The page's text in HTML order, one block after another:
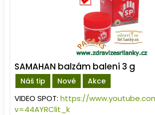
Náš tip Nové Akce
SAMAHAN balzám balení 3 g
VIDEO SPOT:https://
v=44AYRClit_k